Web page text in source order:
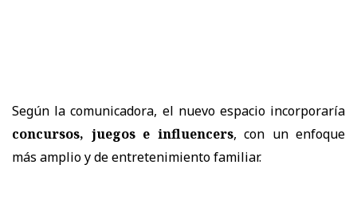
Según la comunicadora, el nuevo espacio incorporaría
concursos, juegos e influencers, con un enfoque
más amplio y de entretenimiento familiar.